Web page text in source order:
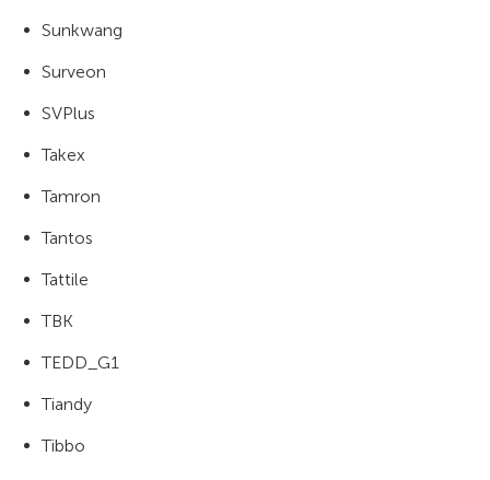
Sunkwang
Surveon
SVPlus
Takex
Tamron
Tantos
Tattile
TBK
TEDD_G1
Tiandy
Tibbo